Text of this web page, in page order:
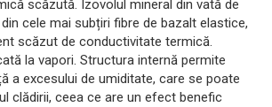
scăzută. Izovolul mineral din vată de
cele mai subțiri fibre de bazalt elastice,
scăzut de conductivitate termică.
la vapori. Structura internă permite
a excesului de umiditate, care se poate
clădirii, ceea ce are un efect benefic